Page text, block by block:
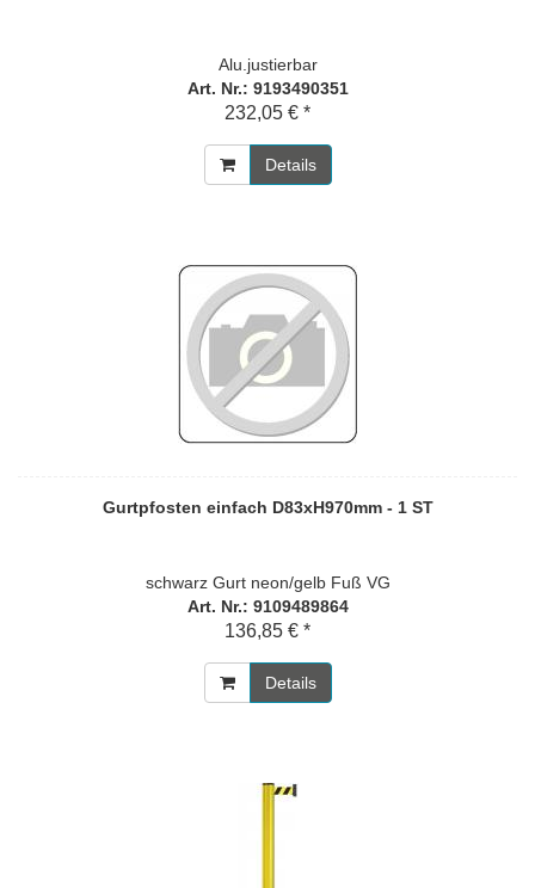
Alu.justierbar
Art. Nr.: 9193490351
232,05 € *
Details
Gurtpfosten einfach D83xH970mm - 1 ST
schwarz Gurt neon/gelb Fuß VG
Art. Nr.: 9109489864
136,85 € *
Details